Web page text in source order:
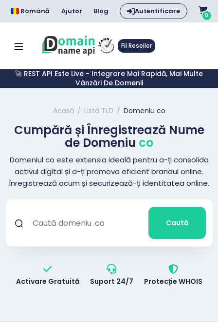
Română Ajutor Blog Autentificare 0
Fii Reseller
🚀 REST API Este Live - Integrare Mai Rapidă, Mai Multe
Vânzări De Domenii
Acasă Listă TLD Domeniu co
Cumpără și Înregistrează Nume
de Domeniu co
Domeniul co este extensia ideală pentru a-ți consolida
activul digital și a-ți promova eficient brandul online.
Înregistrează acum și securizează-ți identitatea online.
Caută
Activare Gratuită Suport 24/7 Protecție WHOIS